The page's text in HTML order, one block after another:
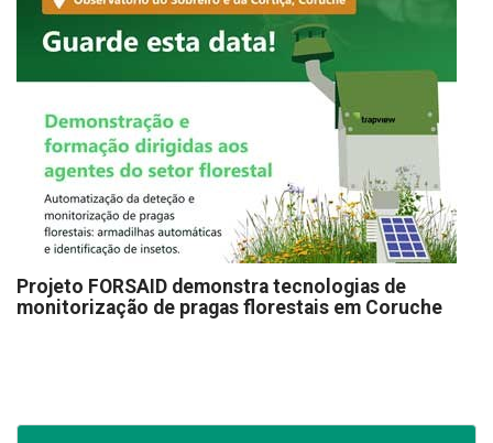
Projeto FORSAID demonstra tecnologias de
monitorização de pragas florestais em Coruche